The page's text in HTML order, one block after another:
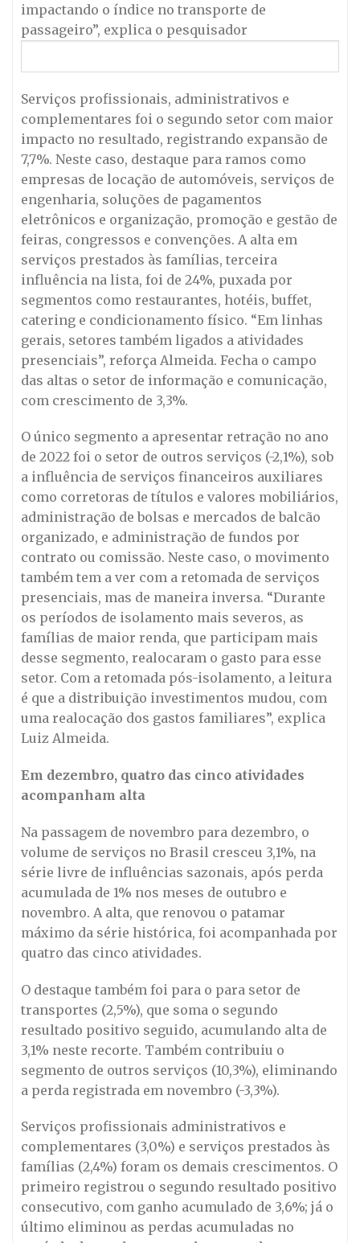
impactando o índice no transporte de
passageiro”, explica o pesquisador
Serviços profissionais, administrativos e
complementares foi o segundo setor com maior
impacto no resultado, registrando expansão de
7,7%. Neste caso, destaque para ramos como
empresas de locação de automóveis, serviços de
engenharia, soluções de pagamentos
eletrônicos e organização, promoção e gestão de
feiras, congressos e convenções. A alta em
serviços prestados às famílias, terceira
influência na lista, foi de 24%, puxada por
segmentos como restaurantes, hotéis, buffet,
catering e condicionamento físico. “Em linhas
gerais, setores também ligados a atividades
presenciais”, reforça Almeida. Fecha o campo
das altas o setor de informação e comunicação,
com crescimento de 3,3%.
O único segmento a apresentar retração no ano
de 2022 foi o setor de outros serviços (-2,1%), sob
a influência de serviços financeiros auxiliares
como corretoras de títulos e valores mobiliários,
administração de bolsas e mercados de balcão
organizado, e administração de fundos por
contrato ou comissão. Neste caso, o movimento
também tem a ver com a retomada de serviços
presenciais, mas de maneira inversa. “Durante
os períodos de isolamento mais severos, as
famílias de maior renda, que participam mais
desse segmento, realocaram o gasto para esse
setor. Com a retomada pós-isolamento, a leitura
é que a distribuição investimentos mudou, com
uma realocação dos gastos familiares”, explica
Luiz Almeida.
Em dezembro, quatro das cinco atividades
acompanham alta
Na passagem de novembro para dezembro, o
volume de serviços no Brasil cresceu 3,1%, na
série livre de influências sazonais, após perda
acumulada de 1% nos meses de outubro e
novembro. A alta, que renovou o patamar
máximo da série histórica, foi acompanhada por
quatro das cinco atividades.
O destaque também foi para o para setor de
transportes (2,5%), que soma o segundo
resultado positivo seguido, acumulando alta de
3,1% neste recorte. Também contribuiu o
segmento de outros serviços (10,3%), eliminando
a perda registrada em novembro (-3,3%).
Serviços profissionais administrativos e
complementares (3,0%) e serviços prestados às
famílias (2,4%) foram os demais crescimentos. O
primeiro registrou o segundo resultado positivo
consecutivo, com ganho acumulado de 3,6%; já o
último eliminou as perdas acumuladas no